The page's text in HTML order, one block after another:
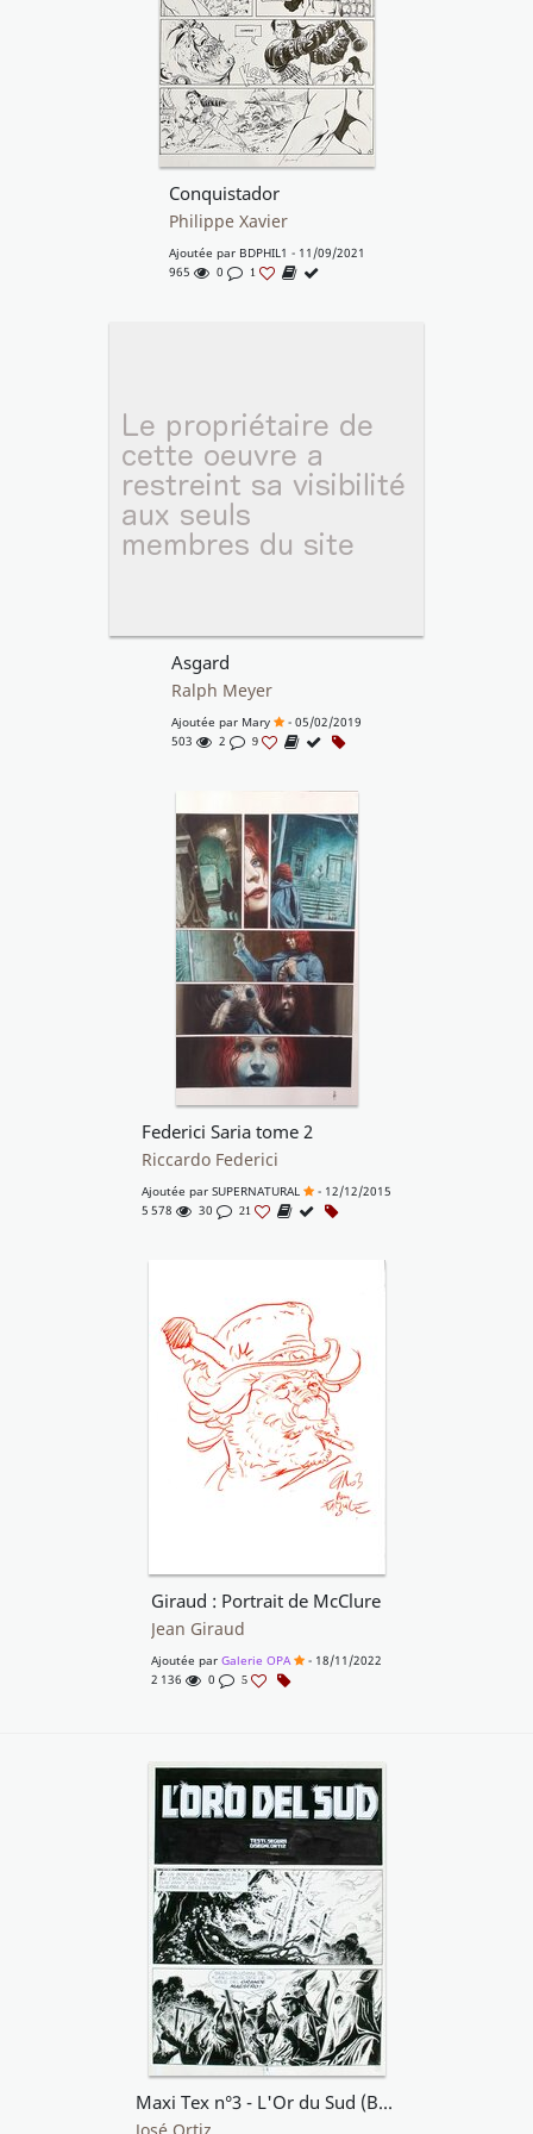
Conquistador
Philippe Xavier
Ajoutée par BDPHIL1 - 11/09/2021
965
0 1
Asgard
Ralph Meyer
Ajoutée par Mary
- 05/02/2019
503
2 9
Federici Saria tome 2
Riccardo Federici
Ajoutée par SUPERNATURAL
- 12/12/2015
5 578
30 21
Giraud : Portrait de McClure
Jean Giraud
Ajoutée par Galerie OPA
- 18/11/2022
2 136
0 5
Maxi Tex n°3 - L'Or du Sud (Bonelli)